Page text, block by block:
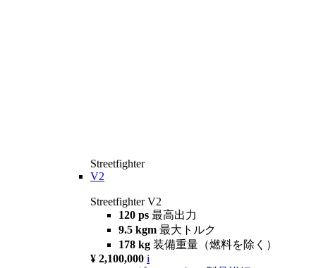
Streetfighter
V2
Streetfighter V2
120 ps 最高出力
9.5 kgm 最大トルク
178 kg 装備重量（燃料を除く）
¥ 2,100,000 i